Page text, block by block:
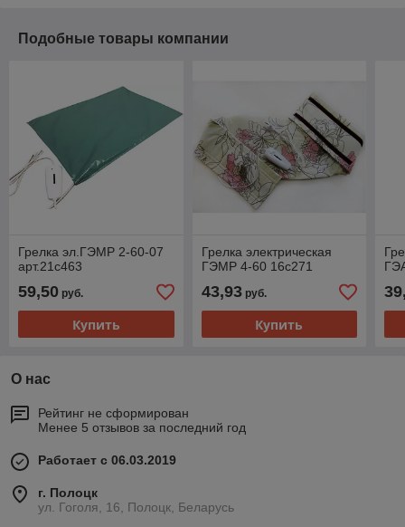
Подобные товары компании
Грелка эл.ГЭМР 2-60-07
арт.21с463
59,50 руб.
Купить
Грелка электрическая
ГЭМР 4-60 16с271
43,93руб.
Купить
О нас
Рейтинг не сформирован
Менее 5 отзывов за последний год
Работает с 06.03.2019
г. Полоцк
ул. Гоголя, 16, Полоцк, Беларусь